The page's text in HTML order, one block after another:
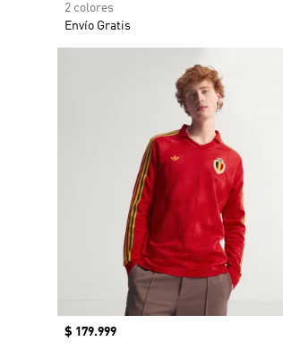
2 colores
Envío Gratis
Precio
$ 179.999